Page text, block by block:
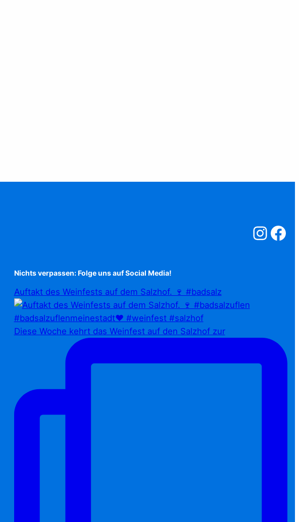
Salzstreuner
Nichts verpassen: Folge uns auf Social Media!
Auftakt des Weinfests auf dem Salzhof. 🍷 #badsalz
Diese Woche kehrt das Weinfest auf den Salzhof zur